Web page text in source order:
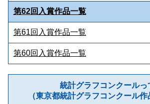
第62回入賞作品一覧
第61回入賞作品一覧
第60回入賞作品一覧
統計グラフコンクールっ
（東京都統計グラフコンクール作